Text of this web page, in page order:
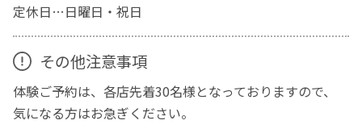
定休日…日曜日・祝日
その他注意事項
体験ご予約は、各店先着30名様となっておりますので、
気になる方はお急ぎください。